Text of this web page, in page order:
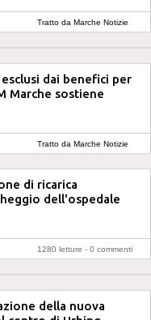
Tratto da Marche Notizie
dai benefici per
Marche sostiene
Tratto da Marche Notizie
di ricarica
dell'ospedale
1280 letture - 0 commenti
della nuova